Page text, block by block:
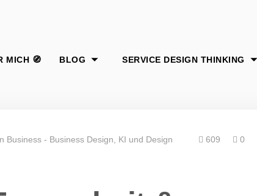
Business - Business Design KI und Design 0
609